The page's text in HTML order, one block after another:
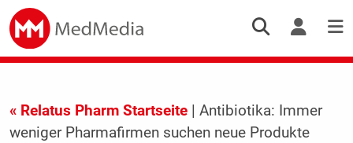
« Relatus Pharm Startseite| Antibiotika: Immer
weniger Pharmafirmen suchen neue Produkte